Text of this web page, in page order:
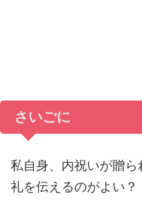
さいごに
私自身、内祝いが贈
礼を伝えるのがよい？